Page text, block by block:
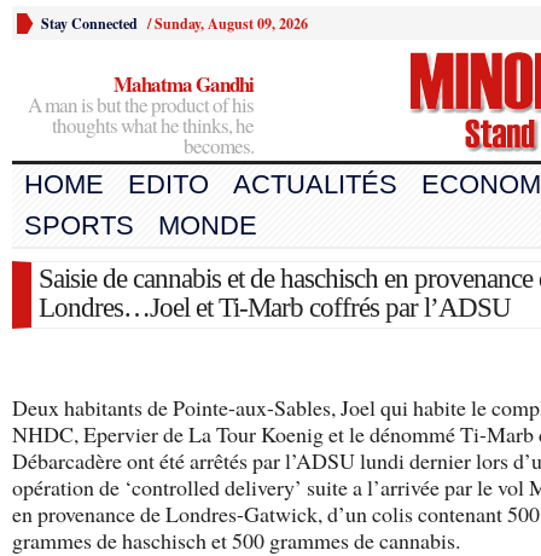
Stay Connected /Sunday, August 09, 2026
Mahatma Gandhi
A man is but the product of his
thoughts what he thinks, he
becomes.
HOME EDITO ACTUALITÉS
SPORTS
MONDE
Saisie de cannabis et de haschisch en provenance
Londres…Joel et Ti-Marb coffrés par l’ADSU
Deux habitants de Pointe-aux-Sables, Joel qui habite le
NHDC, Epervier de La Tour Koenig et le dénommé Ti-Marb
Débarcadère ont été arrêtés par l’ADSU lundi dernier lors
opération de ‘controlled delivery’ suite a l’arrivée par le vol
en provenance de Londres-Gatwick, d’un colis contenant 500
grammes de haschisch et 500 grammes de cannabis.